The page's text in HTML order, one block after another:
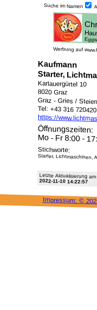
Suche im Namen
Werbung auf
Kaufmann
Starter,
Karlauergürtel 10
8020 Graz
Graz - Gries /
Tel: +43 316 720420
https://
Öffnungszeiten:
Mo - Fr 8:00 -
Stichworte:
Starter, Lichtmaschinen,
Letzte Aktu­alisie­rung am
2022-11-10 14:22:57
Impressum: ©